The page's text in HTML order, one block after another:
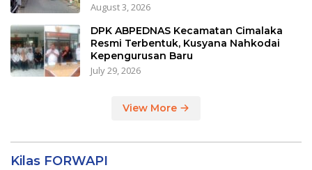
August 3, 2026
DPK ABPEDNAS Kecamatan Cimalaka
Resmi Terbentuk, Kusyana Nahkodai
Kepengurusan Baru
July 29, 2026
View More
Kilas FORWAPI